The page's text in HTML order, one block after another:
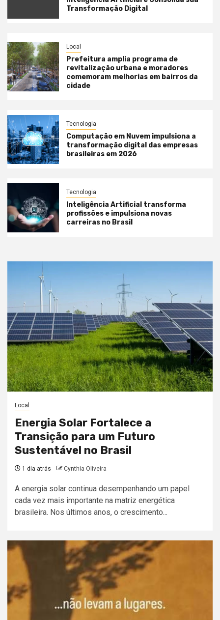
Transformação Digital
Local
Prefeitura amplia programa de
revitalização urbana e moradores
comemoram melhorias em bairros da
cidade
Tecnologia
Computação em Nuvem impulsiona a
transformação digital das empresas
brasileiras em 2026
Tecnologia
Inteligência Artificial transforma
profissões e impulsiona novas
carreiras no Brasil
Local
Energia Solar Fortalece a
Transição para um Futuro
Sustentável no Brasil
1 dia atrás Cynthia Oliveira
A energia solar continua desempenhando um papel
cada vez mais importante na matriz energética
brasileira. Nos últimos anos, o crescimento...